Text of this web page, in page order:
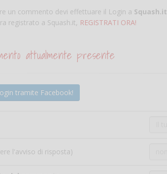
un commento devi effettuare il Login a Squash.it
registrato a Squash.it, REGISTRATI ORA!
attualmente presente
tramite Facebook!
l'avviso di risposta)